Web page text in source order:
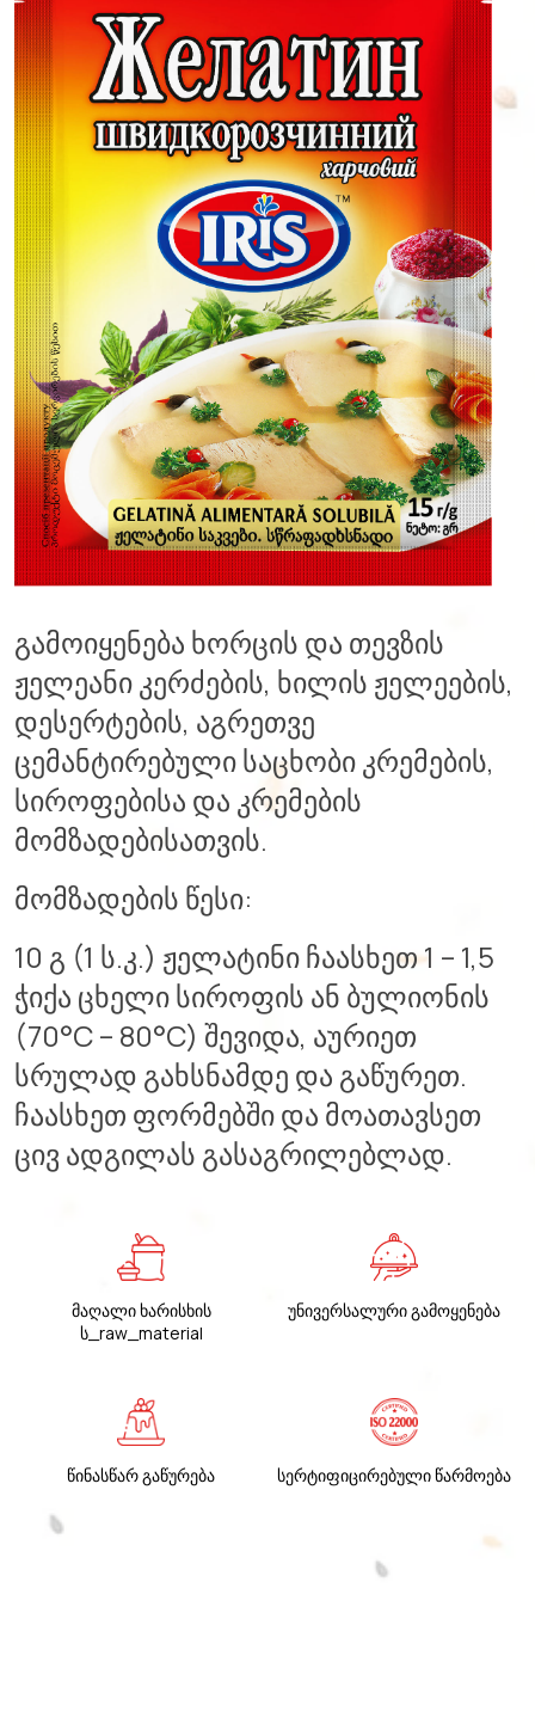
გამოიყენება ხორცის და თევზის
ჟელეანი კერძების, ხილის ჟელეების,
დესერტების, აგრეთვე
ცემანტირებული საცხობი კრემების,
სიროფებისა და კრემების
მომზადებისათვის.
მომზადების წესი:
10 გ (1 ს.კ.) ჟელატინი ჩაასხეთ 1 – 1,5
ჭიქა ცხელი სიროფის ან ბულიონის
(70°С – 80°С) შევიდა, აურიეთ
სრულად გახსნამდე და გაწურეთ.
ჩაასხეთ ფორმებში და მოათავსეთ
ცივ ადგილას გასაგრილებლად.
მაღალი ხარისხის
ს_raw_material
უნივერსალური გამოყენება
წინასწარ გაწურება სერტიფიცირებული წარმოება